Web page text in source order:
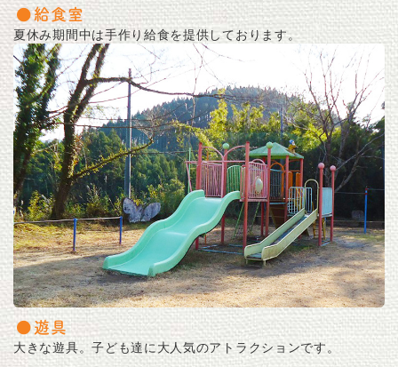
給食室
夏休み期間中は手作り給食を提供しております。
遊具
大きな遊具。子ども達に大人気のアトラクションです。